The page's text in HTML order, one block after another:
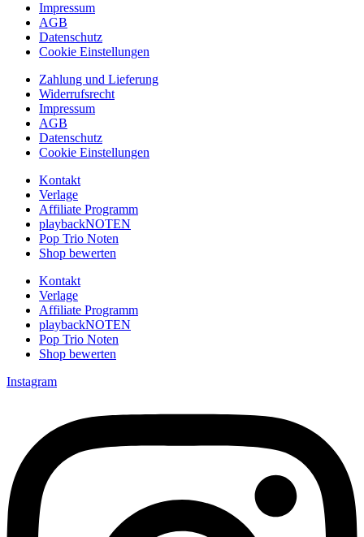
Impressum
AGB
Datenschutz
Cookie Einstellungen
Zahlung und Lieferung
Widerrufsrecht
Impressum
AGB
Datenschutz
Cookie Einstellungen
Kontakt
Verlage
Affiliate Programm
playbackNOTEN
Pop Trio Noten
Shop bewerten
Kontakt
Verlage
Affiliate Programm
playbackNOTEN
Pop Trio Noten
Shop bewerten
Instagram